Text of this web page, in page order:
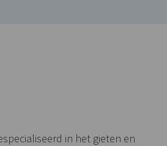
in het gieten en